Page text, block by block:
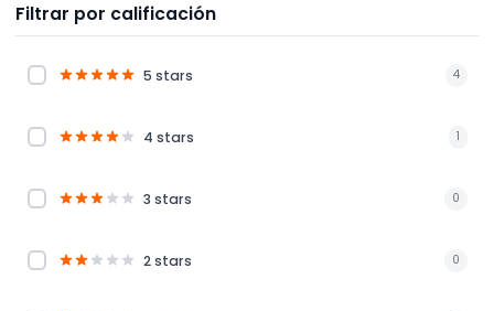
Filtrar por calificación
5 stars 4
4 stars 1
3 stars 0
2 stars 0